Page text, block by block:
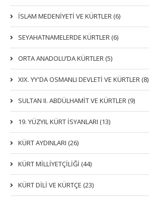
İSLAM MEDENİYETİ VE KÜRTLER (6)
SEYAHATNAMELERDE KÜRTLER (6)
ORTA ANADOLU’DA KÜRTLER (5)
XIX. YY'DA OSMANLI DEVLETI VE KÜRTLER (8)
SULTAN II. ABDÜLHAMİT VE KÜRTLER (9)
19. YÜZYIL KÜRT İSYANLARI (13)
KÜRT AYDINLARI (26)
KÜRT MİLLİYETÇİLİĞİ (44)
KÜRT DİLİ VE KÜRTÇE (23)